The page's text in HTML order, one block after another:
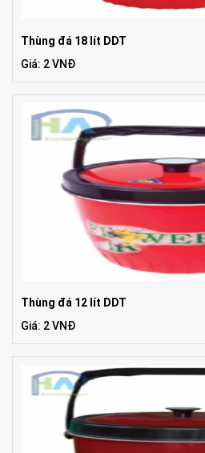
Thùng đá 18 lít DDT
Giá: 2 VNĐ
Thùng đá 12 lít DDT
Giá: 2 VNĐ